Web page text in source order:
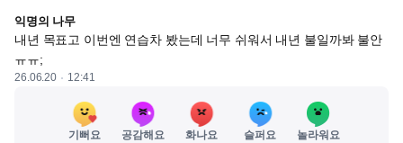
익명의 나무
내년 목표고 이번엔 연습차 봤는데 너무 쉬워서 내년 불일까봐 불안
ㅠㅠ;
26.06.20 12:41
기뻐요 공감해요 화나요 슬퍼요 놀라워요